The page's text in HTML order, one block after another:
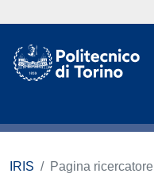
IRIS Pagina ricercatore